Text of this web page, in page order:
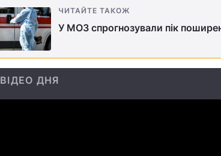
ЧИТАЙТЕ ТАКОЖ
У МОЗ спрогнозували пік
ВІДЕО ДНЯ